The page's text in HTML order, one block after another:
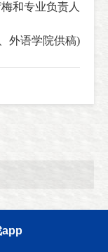
和专业负责人
外语学院供稿)
app